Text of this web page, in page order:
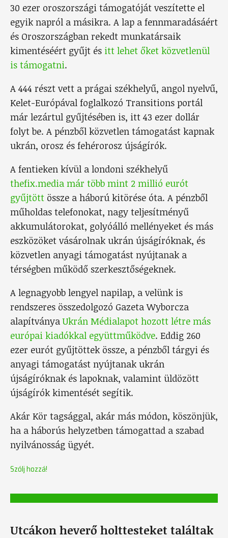
30 ezer oroszországi támogatóját veszítette el
egyik napról a másikra. A lap a fennmaradásáért
és Oroszországban rekedt munkatársaik
kimentéséért gyűjt és itt lehet őket közvetlenül
is támogatni.
A 444 részt vett a prágai székhelyű, angol nyelvű,
Kelet-Európával foglalkozó Transitions portál
már lezártul gyűjtésében is, itt 43 ezer dollár
folyt be. A pénzből közvetlen támogatást kapnak
ukrán, orosz és fehérorosz újságírók.
A fentieken kívül a londoni székhelyű
thefix.media már több mint 2 millió eurót
gyűjtött össze a háború kitörése óta. A pénzből
műholdas telefonokat, nagy teljesítményű
akkumulátorokat, golyóálló mellényeket és más
eszközöket vásárolnak ukrán újságíróknak, és
közvetlen anyagi támogatást nyújtanak a
térségben működő szerkesztőségeknek.
A legnagyobb lengyel napilap, a velünk is
rendszeres összedolgozó Gazeta Wyborcza
alapítványaUkrán Médialapot hozott létre más
európai kiadókkal együttműködve. Eddig 260
ezer eurót gyűjtöttek össze, a pénzből tárgyi és
anyagi támogatást nyújtanak ukrán
újságíróknak és lapoknak, valamint üldözött
újságírók kimentését segítik.
Akár Kör tagsággal, akár más módon, köszönjük,
ha a háborús helyzetben támogattad a szabad
nyilvánosság ügyét.
Szólj hozzá!
Utcákon heverő holttesteket találtak